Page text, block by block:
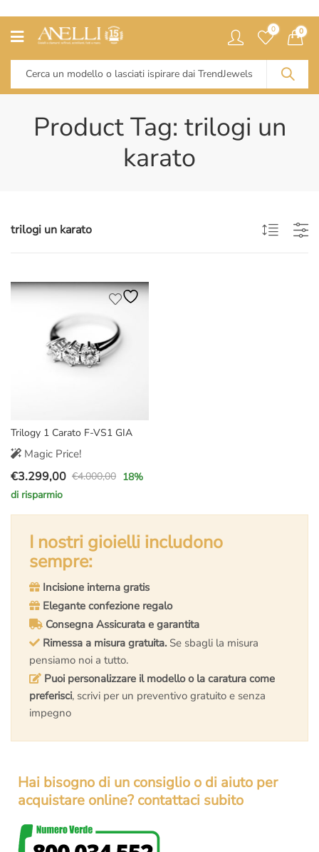
0 0
Product Tag: trilogi un
karato
trilogi un karato
Trilogy 1 Carato F-VS1 GIA
Magic Price!
€4.000,00
Il
prezzo
originale
€4.000,00.
€3.299,00
Il
prezzo
attuale
€3.299,00.
18%
di risparmio
I nostri gioielli includono
sempre:
Incisione interna gratis
Elegante confezione regalo
Consegna Assicurata e garantita
Rimessa a misura gratuita. Se sbagli la misura
pensiamo noi a tutto.
Puoi personalizzare il modello o la caratura come
preferisci, scrivi per un preventivo gratuito e senza
impegno
Hai bisogno di un consiglio o di aiuto per
acquistare online? contattaci subito